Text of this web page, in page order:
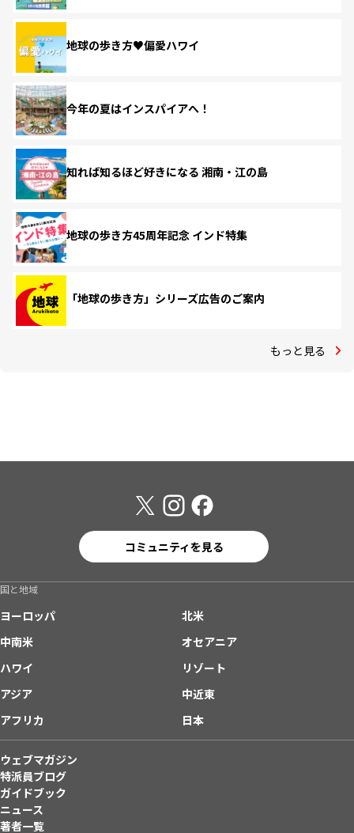
地球の歩き方♥偏愛ハワイ
今年の夏はインスパイアへ！
知れば知るほど好きになる 湘南・江の島
地球の歩き方45周年記念 インド特集
「地球の歩き方」シリーズ広告のご案内
もっと見る
コミュニティを見る
国と地域
ヨーロッパ
北米
中南米
オセアニア
ハワイ
リゾート
アジア
中近東
アフリカ
日本
ウェブマガジン
特派員ブログ
ガイドブック
ニュース
著者一覧